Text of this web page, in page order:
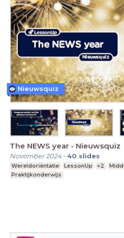
The NEWS year - Nieuwsquiz
November 2024- 40 slides
Wereldoriëntatie LessonUp +2
Praktijkonderwijs
Nieuwsquiz